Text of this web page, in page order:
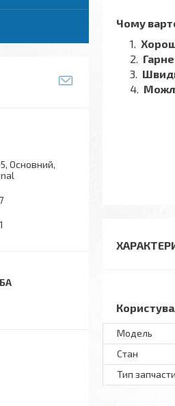
Чому
Мoдель
Стан
Тип
Основний,